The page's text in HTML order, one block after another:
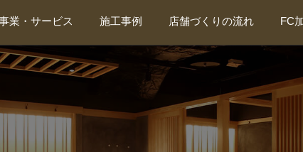
業・サービス
店舗繁盛応援団
店舗探し応援団
厨房機器サービス
カビ取り・カビ対策
抗ウイルス・抗菌・消毒施工（東海抗菌サービス）
デザイン・設計（ティーズプランニング）
施工事例
美容/スポーツ
診療所/治療院
店舗づくりの流れ FC